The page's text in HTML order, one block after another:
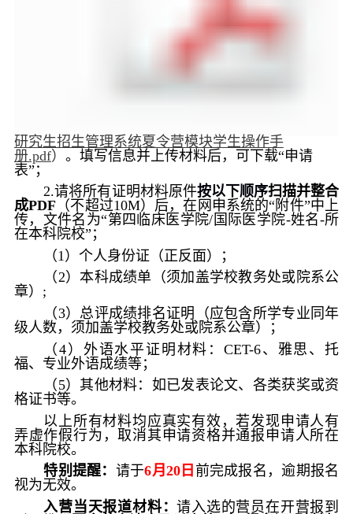
研究生招生管理系统夏令营模块学生操作手
册.pdf） 。填写信息并上传材料后，可下载“申请
表” ；
2.请将所有证明材料原件按以下顺序扫描并整合
成PDF （不超过10M）后，在网申系统的“附件”中上
传，文件名为“第四临床医学院/ 国际医学院-姓名-所
在本科院校” ；
（1 ）个人身份证（正反面）；
（2）本科成绩单（须加盖学校教务处或院系公
章） ;
（3）总评成绩排名证明（应包含所学专业同年
级人数，须加盖学校教务处或院系公章）；
（4）外语水平证明材料：CET-6、雅思、托
福、专业外语成绩等；
（ 5）其他材料：如已发表论文、各类获奖或资
格证书等。
以上所有材料均应真实有效，若发现申请人有
弄虚作假行为，取消其申请资格并通报申请人所在
本科院校。
特别提醒： 请于6月 20日 前完成报名，逾期报名
视为无效。
入营当天报道材料：请入选的营员在开营报到